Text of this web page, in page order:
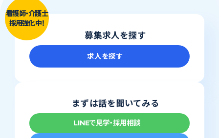
募集求人を探す
看護師・介護士
採用強化中！
求人を探す
まずは話を聞いてみる
LINEで見学・採用相談